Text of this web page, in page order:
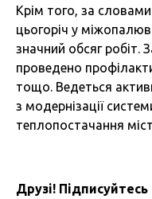
Крім того, за
цьогоріч у
значний обсяг робіт.
проведено
тощо. Ведеться
з модернізації
теплопостачання
Друзі!